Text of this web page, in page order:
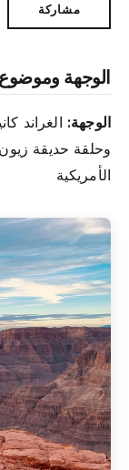
مشاركة
الوجهة
الوجهة: الغراند
وحلقة حديقة
الأمريكية